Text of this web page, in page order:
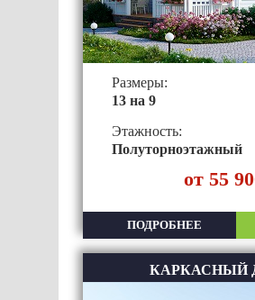
Размеры:
13 на 9
Этажность:
Полуторноэтажный
от 55
ПОДРОБНЕЕ
КАРКАСНЫЙ